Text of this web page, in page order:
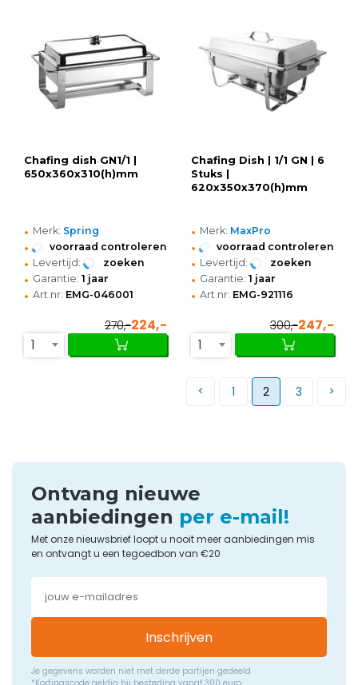
Chafing dish GN1/1 |
650x360x310(h)mm
• Merk: Spring
• voorraad controleren
• Levertijd: zoeken
• Garantie: 1 jaar
• Art.nr: EMG-046001
270,-224,-
1
Chafing Dish | 1/1 GN | 6
Stuks |
620x350x370(h)mm
• Merk: MaxPro
• voorraad controleren
• Levertijd: zoeken
• Garantie: 1 jaar
• Art.nr: EMG-921116
300,-247,-
1
1 2 3
Ontvang nieuwe
aanbiedingen per e-mail!
Met onze nieuwsbrief loopt u nooit meer aanbiedingen mis
en ontvangt u een tegoedbon van €20
Inschrijven
Je gegevens worden niet met derde partijen gedeeld